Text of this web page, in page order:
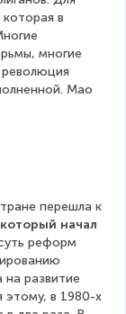
в
многие
революция
Мао
перешла к
начал
реформ
развитие
этому, в 1980-х